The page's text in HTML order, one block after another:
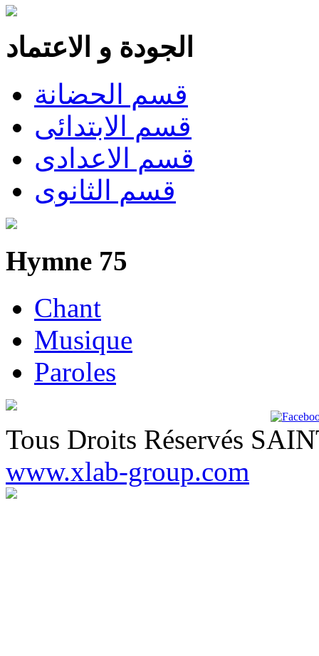
الجودة و الاعتماد
قسم الحضانة
قسم الابتدائى
قسم الاعدادى
قسم الثانوى
Hymne 75
Chant
Musique
Paroles
Tous Droits Réservés
www.xlab-group.com